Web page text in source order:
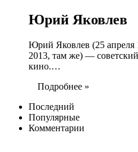
Юрий Яковлев
Юрий Яковлев (25
2013, там же) —
кино.…
Подробнее »
Последний
Популярные
Комментарии